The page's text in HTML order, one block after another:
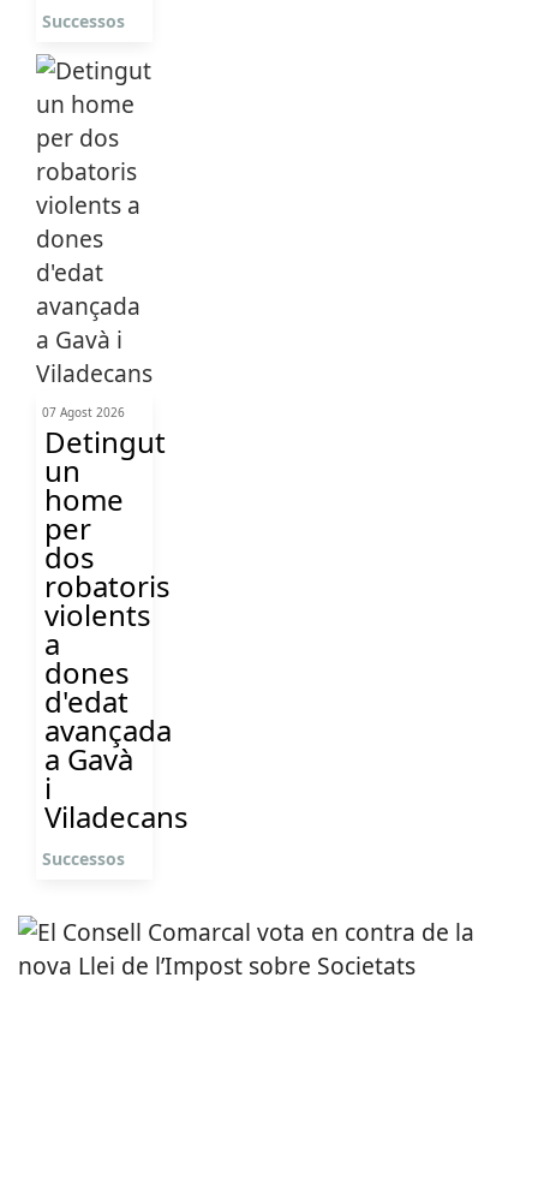
Successos
07 Agost 2026
Detingut
un
home
per
dos
robatoris
violents
a
dones
d'edat
avançada
a Gavà
i
Viladecans
Successos